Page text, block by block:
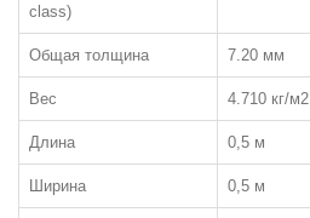
ЛАМИНАТ
ПО КЛАССУ:
32 класс
class)
Общая толщина 7.20 мм
Вес 4.710 кг/м2
Длина 0,5 м
Ширина 0,5 м